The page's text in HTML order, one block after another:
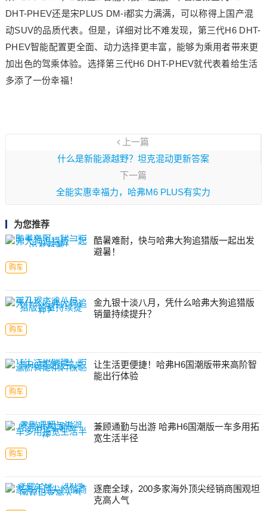
DHT-PHEV还是宋PLUS DM-i都实力满满，可以称得上国产混
动SUV的品质代表。但是，详细对比不难发现，第三代H6 DHT-
PHEV智能配置更全面、动力选择更丰富，能够为乘用者带来更
加出色的驾乘体验。选择第三代H6 DHT-PHEV就代表着给生活
多添了一份幸福！
上一篇
什么是新能源越野？坦克混动更新答案
下一篇
全能实惠幸福力，哈弗M6 PLUS有实力
为您推荐
酷暑难耐，快与哈弗大狗追猎版一起出发
避暑！
购车
金九银十淡八月，凭什么哈弗大狗追猎版
销量持续提升？
购车
让生活更便捷！哈弗H6国潮版带来高阶智
能出行体验
购车
兼顾通勤与出游 哈弗H6国潮版一车多用拓
宽生活半径
购车
逐鹿全球，200多家海外顶尖经销商围观坦
克高人气